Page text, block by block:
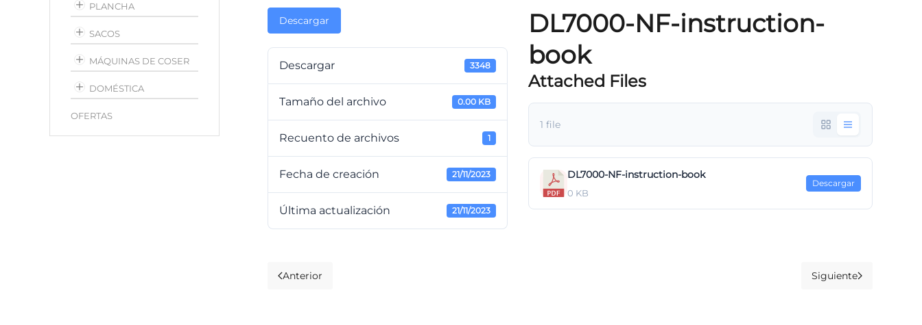
Descargar
Descargar 3348
Tamaño del archivo 0.00 KB
Recuento de archivos 1
Fecha de creación 21/11/2023
Última actualización 21/11/2023
DL7000-NF-instruction-
book
Attached Files
1 file
DL7000-NF-instruction-book
0 KB
Descargar
Anterior Siguiente
PLANCHA
SACOS
MÁQUINAS DE COSER
DOMÉSTICA
OFERTAS